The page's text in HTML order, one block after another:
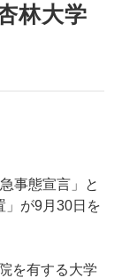
林大学
事態宣言」と
」が9月30日を
を有する大学